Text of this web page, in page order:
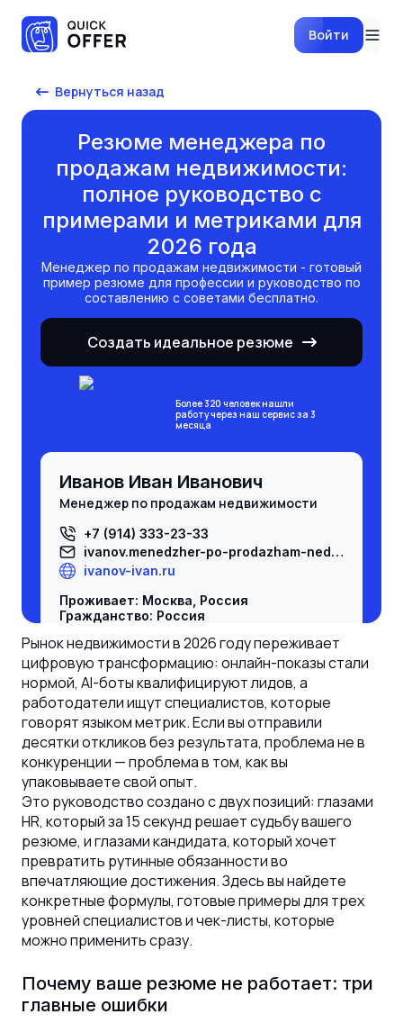
Войти
Вернуться назад
Резюме менеджера по
продажам недвижимости:
полное руководство с
примерами и метриками для
2026 года
менеджер по продажам недвижимости - готовый
пример резюме для профессии и руководство по
составлению с советами бесплатно.
Создать идеальное резюме
Более 320 человек нашли
работу через наш сервис за 3
месяца
Иванов Иван Иванович
менеджер по продажам недвижимости
+7 (914) 333-23-33
ivanov.menedzher-po-prodazham-nedvizhimosti
ivanov-ivan.ru
Проживает: Москва, Россия
Гражданство: Россия
Не готов к переезду, не готов к
командировкам
Желаемая должность и зарплата
менеджер по продажам
недвижимости
Специализации:
-
менеджер по продажам недвижимости
Занятость: полная занятость
График работы: полный день
Время в пути до работы: не имеет
значения
Рынок недвижимости в 2026 году переживает
цифровую трансформацию: онлайн-показы стали
нормой, AI-боты квалифицируют лидов, а
работодатели ищут специалистов, которые
говорят языком метрик. Если вы отправили
десятки откликов без результата, проблема не в
конкуренции — проблема в том, как вы
упаковываете свой опыт.
Это руководство создано с двух позиций: глазами
HR, который за 15 секунд решает судьбу вашего
резюме, и глазами кандидата, который хочет
превратить рутинные обязанности во
впечатляющие достижения. Здесь вы найдете
конкретные формулы, готовые примеры для трех
уровней специалистов и чек-листы, которые
можно применить сразу.
Почему ваше резюме не работает: три
главные ошибки